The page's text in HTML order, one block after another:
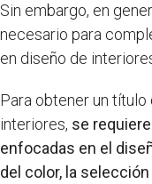
Sin embargo, en
necesario para
en diseño de
Para obtener un
interiores, se
enfocadas en el
del color, la